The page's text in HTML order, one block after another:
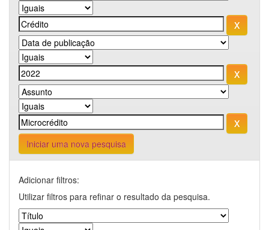
Iniciar uma nova pesquisa
Adicionar filtros:
Utilizar filtros para refinar o resultado da pesquisa.